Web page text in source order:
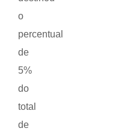
o
percentual
de
5%
do
total
de